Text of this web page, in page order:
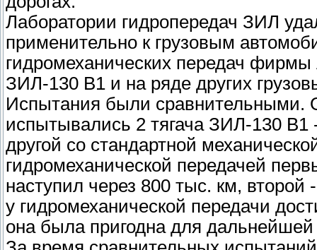
Лаборатории гидропередач ЗИЛ
применительно к грузовым
гидромеханических передач
ЗИЛ-130 В1 и на ряде других
Испытания были сравнительными.
испытывались 2 тягача ЗИЛ-130 В1
другой со стандартной
гидромеханической передачей
наступил через 800 тыс. км, второй
у гидромеханической передачи
она была пригодна для дальнейшей